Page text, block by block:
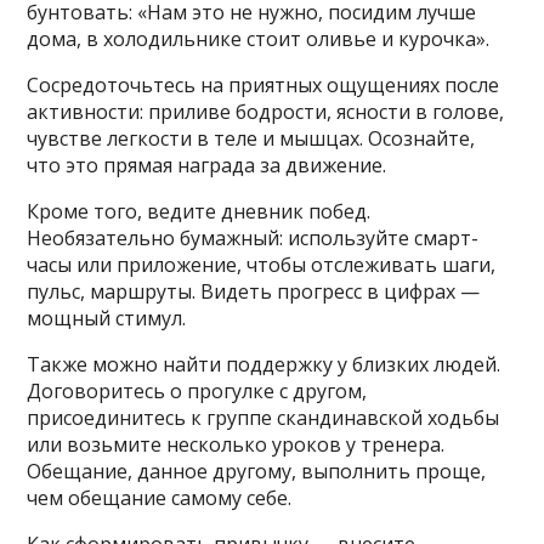
бунтовать: «Нам это не нужно, посидим лучше
дома, в холодильнике стоит оливье и курочка».
Сосредоточьтесь на приятных ощущениях после
активности: приливе бодрости, ясности в голове,
чувстве легкости в теле и мышцах. Осознайте,
что это прямая награда за движение.
Кроме того, ведите дневник побед.
Необязательно бумажный: используйте смарт-
часы или приложение, чтобы отслеживать шаги,
пульс, маршруты. Видеть прогресс в цифрах —
мощный стимул.
Также можно найти поддержку у близких людей.
Договоритесь о прогулке с другом,
присоединитесь к группе скандинавской ходьбы
или возьмите несколько уроков у тренера.
Обещание, данное другому, выполнить проще,
чем обещание самому себе.